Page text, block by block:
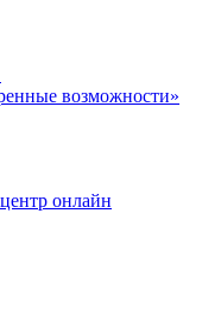
возможности»